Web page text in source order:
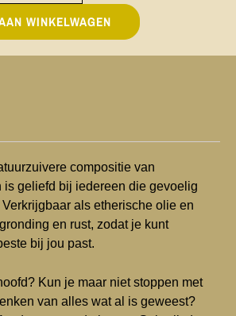
WINKELWAGEN
compositie van
is geliefd bij iedereen die gevoelig
als etherische olie en
en rust, zodat je kunt
bij jou past.
Kun je maar niet stoppen met
van alles wat al is geweest?